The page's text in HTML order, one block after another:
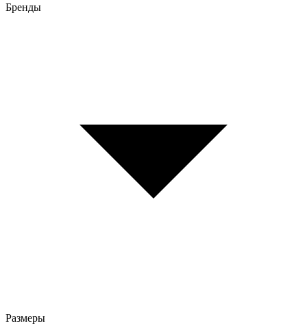
Бренды
Размеры